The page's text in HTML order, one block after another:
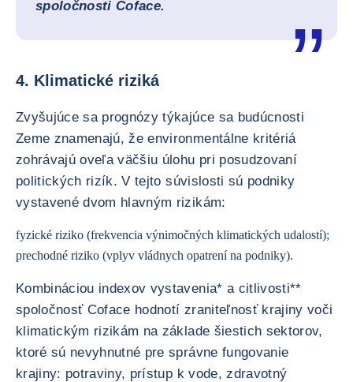
spoločnosti Coface.
4. Klimatické riziká
Zvyšujúce sa prognózy týkajúce sa budúcnosti
Zeme znamenajú, že environmentálne kritériá
zohrávajú oveľa väčšiu úlohu pri posudzovaní
politických rizík. V tejto súvislosti sú podniky
vystavené dvom hlavným rizikám:
fyzické riziko (frekvencia výnimočných klimatických udalostí);
prechodné riziko (vplyv vládnych opatrení na podniky).
Kombináciou indexov vystavenia* a citlivosti**
spoločnosť Coface hodnotí zraniteľnosť krajiny voči
klimatickým rizikám na základe šiestich sektorov,
ktoré sú nevyhnutné pre správne fungovanie
krajiny: potraviny, prístup k vode, zdravotný